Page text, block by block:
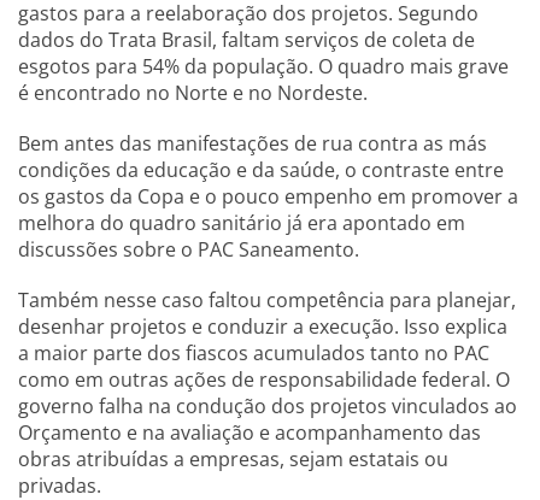
gastos para a reelaboração dos projetos. Segundo
dados do Trata Brasil, faltam serviços de coleta de
esgotos para 54% da população. O quadro mais grave
é encontrado no Norte e no Nordeste.
Bem antes das manifestações de rua contra as más
condições da educação e da saúde, o contraste entre
os gastos da Copa e o pouco empenho em promover a
melhora do quadro sanitário já era apontado em
discussões sobre o PAC Saneamento.
Também nesse caso faltou competência para planejar,
desenhar projetos e conduzir a execução. Isso explica
a maior parte dos fiascos acumulados tanto no PAC
como em outras ações de responsabilidade federal. O
governo falha na condução dos projetos vinculados ao
Orçamento e na avaliação e acompanhamento das
obras atribuídas a empresas, sejam estatais ou
privadas.